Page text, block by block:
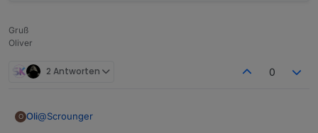
Gruß
Oliver
2 Antworten 0
O Oli@Scrounger